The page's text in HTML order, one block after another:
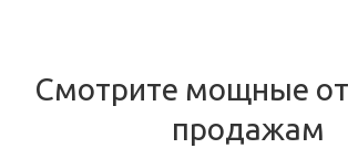
Смотрите мощные
продажам